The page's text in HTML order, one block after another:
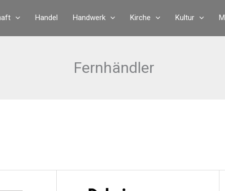
Handel Handwerk Kirche Kultur
Fernhändler